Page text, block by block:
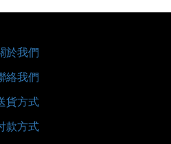
於我們
絡我們
貨方式
款方式